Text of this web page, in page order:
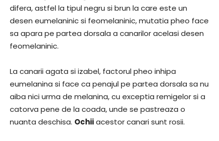
difera, astfel la tipul negru si brun la care este un
desen eumelaninic si feomelaninic, mutatia pheo face
sa apara pe partea dorsala a canarilor acelasi desen
feomelaninic.
La canarii agata si izabel, factorul pheo inhipa
eumelanina si face ca penajul pe partea dorsala sa nu
aiba nici urma de melanina, cu exceptia remigelor si a
catorva pene de la coada, unde se pastreaza o
nuanta deschisa. Ochiiacestor canari sunt rosii.